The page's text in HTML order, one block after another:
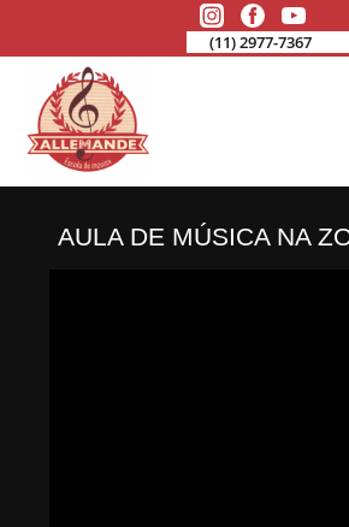
(11) 2977-7367
AULA DE MÚSICA NA